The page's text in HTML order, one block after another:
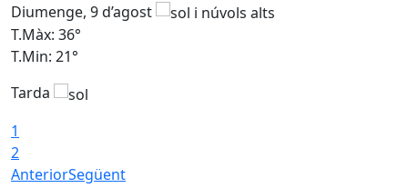
Diumenge, 9 d’agost
T.Màx: 36°
T.Min: 21°
Tarda
1
2
AnteriorSegüent